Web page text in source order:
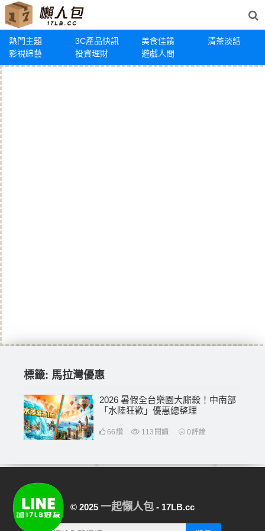
熱門主題 3C產品快訊 美食佳餚
清茶淡話
影視綜藝
投資理財 遊戲人間
標籤: 馬拉灣優惠
2026 暑假全台樂園大廝殺！中南部
「水陸狂歡」優惠總整理
66讚 113 閱讀 0評論
© 2025 一起懶人包 - 17LB.cc